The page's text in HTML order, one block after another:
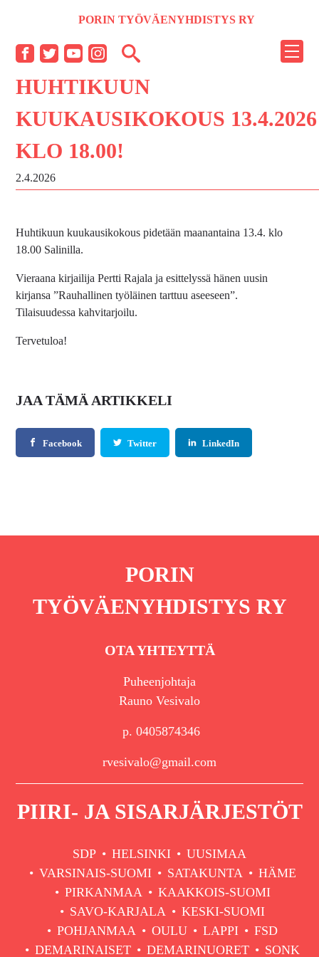
PORIN TYÖVÄENYHDISTYS RY
HUHTIKUUN
KUUKAUSIKOKOUS 13.4.2026
KLO 18.00!
2.4.2026
Huhtikuun kuukausikokous pidetään maanantaina 13.4. klo
18.00 Salinilla.
Vieraana kirjailija Pertti Rajala ja esittelyssä hänen uusin
kirjansa ”Rauhallinen työläinen tarttuu aseeseen”.
Tilaisuudessa kahvitarjoilu.
Tervetuloa!
JAA TÄMÄ ARTIKKELI
Facebook Twitter LinkedIn
PORIN
TYÖVÄENYHDISTYS RY
OTA YHTEYTTÄ
Puheenjohtaja
Rauno Vesivalo
p. 0405874346
rvesivalo@gmail.com
PIIRI- JA SISARJÄRJESTÖT
SDP HELSINKI
UUSIMAA
VARSINAIS-SUOMI
SATAKUNTA
HÄME
PIRKANMAA
KAAKKOIS-SUOMI
SAVO-KARJALA
KESKI-SUOMI
POHJANMAA
OULU LAPPI
FSD
DEMARINAISET
DEMARINUORET SONK